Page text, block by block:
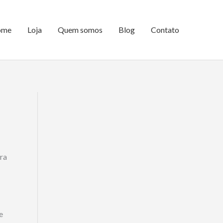
Loja Quem somos Blog Contato